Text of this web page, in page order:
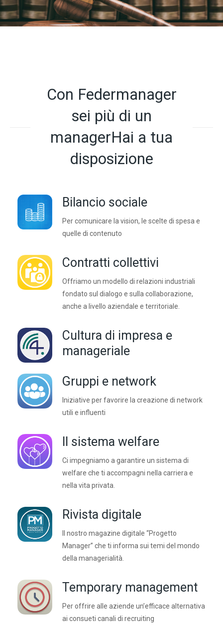
Con Federmanager
sei più di un
managerHai a tua
disposizione
Bilancio sociale
Per comunicare la vision, le scelte di spesa e
quelle di contenuto
Contratti collettivi
Offriamo un modello di relazioni industriali
fondato sul dialogo e sulla collaborazione,
anche a livello aziendale e territoriale.
Cultura di impresa e
manageriale
Gruppi e network
Iniziative per favorire la creazione di network
utili e influenti
Il sistema welfare
Ci impegniamo a garantire un sistema di
welfare che ti accompagni nella carriera e
nella vita privata.
Rivista digitale
Il nostro magazine digitale “Progetto
Manager” che ti informa sui temi del mondo
della managerialità.
Temporary management
Per offrire alle aziende un’efficace alternativa
ai consueti canali di recruiting